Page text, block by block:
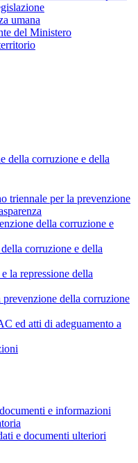
umana
del Ministero
della corruzione e della
triennale per la prevenzione
della corruzione e
corruzione e della
la repressione della
della corruzione
ed atti di adeguamento a
e informazioni
e documenti ulteriori